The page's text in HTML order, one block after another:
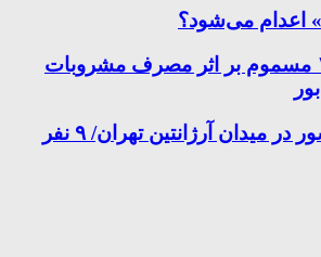
اعدام می‌شود؟
یک کشته و ۱۲ مسموم بر اثر مصرف مشروبات
سقوط آسانسور در میدان آرژانتین تهران/ ۹ نفر